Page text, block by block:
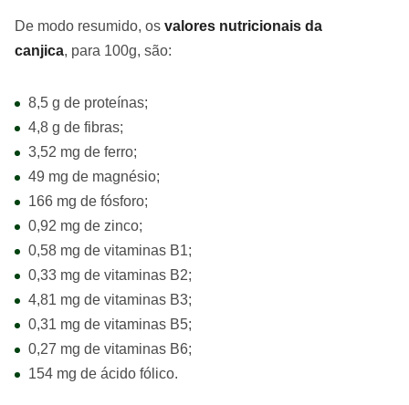
De modo resumido, os valores nutricionais da
canjica, para 100g, são:
8,5 g de proteínas;
4,8 g de fibras;
3,52 mg de ferro;
49 mg de magnésio;
166 mg de fósforo;
0,92 mg de zinco;
0,58 mg de vitaminas B1;
0,33 mg de vitaminas B2;
4,81 mg de vitaminas B3;
0,31 mg de vitaminas B5;
0,27 mg de vitaminas B6;
154 mg de ácido fólico.